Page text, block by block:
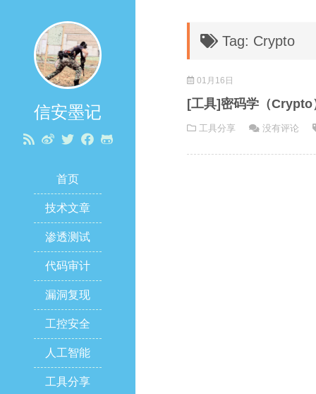
信安墨记
首页
技术文章
渗透测试
代码审计
漏洞复现
工控安全
人工智能
工具分享
Tag: Crypto
01月16日
[工具]密码学（Crypto
工具分享 没有评论